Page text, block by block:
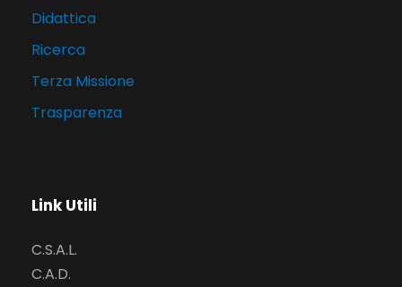
Didattica
Ricerca
Terza Missione
Trasparenza
Link Utili
C.S.A.L.
C.A.D.